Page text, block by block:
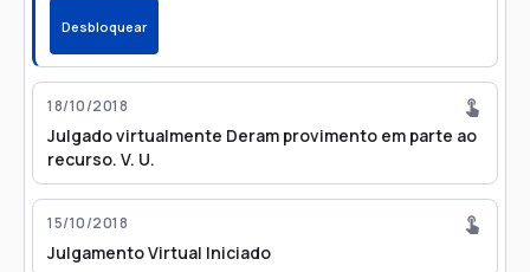
Desbloquear
18/10/2018
Julgado virtualmente Deram provimento em parte ao
recurso. V. U.
15/10/2018
Julgamento Virtual Iniciado